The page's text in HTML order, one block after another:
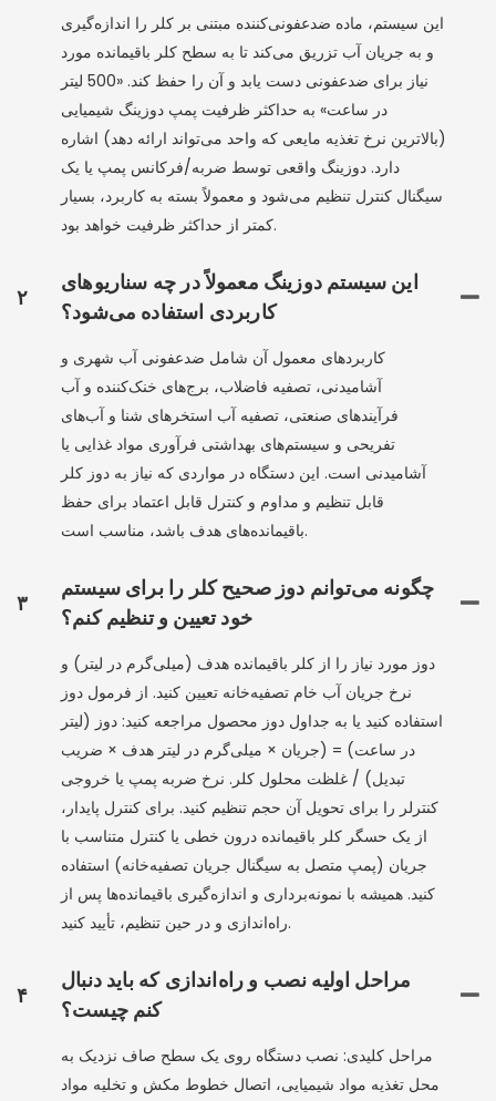
این سیستم، ماده ضدعفونی‌کننده مبتنی بر کلر را اندازه‌گیری
و به جریان آب تزریق می‌کند تا به سطح کلر باقیمانده مورد
نیاز برای ضدعفونی دست یابد و آن را حفظ کند. «500 لیتر
در ساعت» به حداکثر ظرفیت پمپ دوزینگ شیمیایی
(بالاترین نرخ تغذیه مایعی که واحد می‌تواند ارائه دهد) اشاره
دارد. دوزینگ واقعی توسط ضربه/فرکانس پمپ یا یک
سیگنال کنترل تنظیم می‌شود و معمولاً بسته به کاربرد، بسیار
کمتر از حداکثر ظرفیت خواهد بود.
۲
این سیستم دوزینگ معمولاً در چه سناریوهای
کاربردی استفاده می‌شود؟
کاربردهای معمول آن شامل ضدعفونی آب شهری و
آشامیدنی، تصفیه فاضلاب، برج‌های خنک‌کننده و آب
فرآیندهای صنعتی، تصفیه آب استخرهای شنا و آب‌های
تفریحی و سیستم‌های بهداشتی فرآوری مواد غذایی یا
آشامیدنی است. این دستگاه در مواردی که نیاز به دوز کلر
قابل تنظیم و مداوم و کنترل قابل اعتماد برای حفظ
باقیمانده‌های هدف باشد، مناسب است.
۳
چگونه می‌توانم دوز صحیح کلر را برای سیستم
خود تعیین و تنظیم کنم؟
دوز مورد نیاز را از کلر باقیمانده هدف (میلی‌گرم در لیتر) و
نرخ جریان آب خام تصفیه‌خانه تعیین کنید. از فرمول دوز
استفاده کنید یا به جداول دوز محصول مراجعه کنید: دوز (لیتر
در ساعت) = (جریان × میلی‌گرم در لیتر هدف × ضریب
تبدیل) / غلظت محلول کلر. نرخ ضربه پمپ یا خروجی
کنترلر را برای تحویل آن حجم تنظیم کنید. برای کنترل پایدار،
از یک حسگر کلر باقیمانده درون خطی یا کنترل متناسب با
جریان (پمپ متصل به سیگنال جریان تصفیه‌خانه) استفاده
کنید. همیشه با نمونه‌برداری و اندازه‌گیری باقیمانده‌ها پس از
راه‌اندازی و در حین تنظیم، تأیید کنید.
۴
مراحل اولیه نصب و راه‌اندازی که باید دنبال
کنم چیست؟
مراحل کلیدی: نصب دستگاه روی یک سطح صاف نزدیک به
محل تغذیه مواد شیمیایی، اتصال خطوط مکش و تخلیه مواد